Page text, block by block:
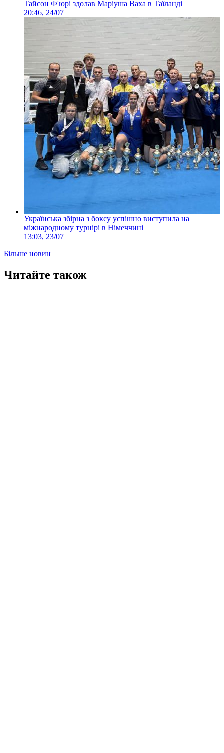
Тайсон Ф'юрі здолав Маріуша Ваха в Таїланді
20:46, 24/07
Українська збірна з боксу успішно виступила на
міжнародному турнірі в Німеччині
13:03, 23/07
Більше новин
Читайте також